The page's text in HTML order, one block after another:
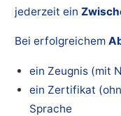
jederzeit ein
Bei erfolgreichem
ein Zeugnis (mit
ein Zertifikat
Sprache